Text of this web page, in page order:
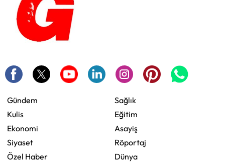
Gündem
Kulis
Ekonomi
Siyaset
Özel Haber
Sağlık
Eğitim
Asayiş
Röportaj
Dünya